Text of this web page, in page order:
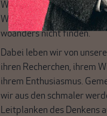
Wir haben einen Blick auf
Wirtschaft und Politik, den
woanders nicht finden.
Dabei leben wir von
ihren Recherchen, ihrem
ihrem Enthusiasmus.
wir aus den schmaler
Leitplanken des Denkens